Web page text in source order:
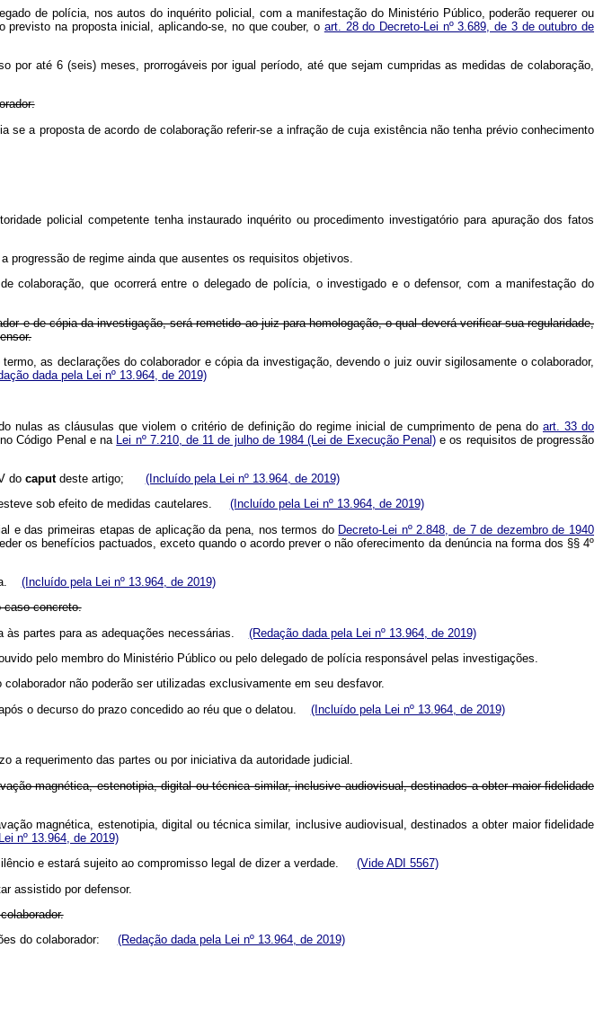
de polícia, nos autos do inquérito policial, com a manifestação do Ministério Público, poderão requerer ou
na proposta inicial, aplicando-se, no que couber, o art. 28 do Decreto-Lei nº 3.689, de 3 de outubro de
por até 6 (seis) meses, prorrogáveis por igual período, até que sejam cumpridas as medidas de colaboração,
a proposta de acordo de colaboração referir-se a infração de cuja existência não tenha prévio conhecimento
policial competente tenha instaurado inquérito ou procedimento investigatório para apuração dos fatos
progressão de regime ainda que ausentes os requisitos objetivos.
colaboração, que ocorrerá entre o delegado de polícia, o investigado e o defensor, com a manifestação do
e de cópia da investigação, será remetido ao juiz para homologação, o qual deverá verificar sua regularidade,
as declarações do colaborador e cópia da investigação, devendo o juiz ouvir sigilosamente o colaborador,
dada pela Lei nº 13.964, de 2019)
nulas as cláusulas que violem o critério de definição do regime inicial de cumprimento de pena do art. 33 do
Código Penal e na Lei nº 7.210, de 11 de julho de 1984 (Lei de Execução Penal)e os requisitos de progressão
do caputdeste artigo; (Incluído pela Lei nº 13.964, de 2019)
sob efeito de medidas cautelares. (Incluído pela Lei nº 13.964, de 2019)
e das primeiras etapas de aplicação da pena, nos termos do Decreto-Lei nº 2.848, de 7 de dezembro de 1940
os benefícios pactuados, exceto quando o acordo prever o não oferecimento da denúncia na forma dos §§ 4º
(Incluído pela Lei nº 13.964, de 2019)
caso concreto.
às partes para as adequações necessárias. (Redação dada pela Lei nº 13.964, de 2019)
pelo membro do Ministério Público ou pelo delegado de polícia responsável pelas investigações.
não poderão ser utilizadas exclusivamente em seu desfavor.
o decurso do prazo concedido ao réu que o delatou. (Incluído pela Lei nº 13.964, de 2019)
a requerimento das partes ou por iniciativa da autoridade judicial.
magnética, estenotipia, digital ou técnica similar, inclusive audiovisual, destinados a obter maior fidelidade
magnética, estenotipia, digital ou técnica similar, inclusive audiovisual, destinados a obter maior fidelidade
nº 13.964, de 2019)
e estará sujeito ao compromisso legal de dizer a verdade. (Vide ADI 5567)
assistido por defensor.
do colaborador: (Redação dada pela Lei nº 13.964, de 2019)